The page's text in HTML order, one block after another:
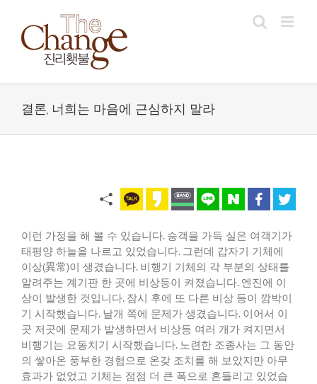
content
결론, 너희는 마음에 근심하지 말라
이런 가정을 해 볼 수 있습니다. 승객을 가득 실은 여객기가
태평양 하늘을 나르고 있었습니다. 그런데 갑자기 기체에
이상(異常)이 생겼습니다. 비행기 기체의 각 부분의 상태를
알려주는 계기판 한 곳에 비상등이 켜졌습니다. 엔진에 이
상이 발생한 것입니다. 잠시 후에 또 다른 비상 등이 깜박이
기 시작했습니다. 날개 쪽에 문제가 생겼습니다. 이어서 이
곳 저곳에 문제가 발생하면서 비상등 여러 개가 켜지면서
비행기는 요동치기 시작했습니다. 노련한 조종사는 그 동안
의 쌓아온 풍부한 경험으로 온갖 조치를 해 보았지만 아무
효과가 없었고 기체는 점점 더 큰 폭으로 흔들리고 있었습